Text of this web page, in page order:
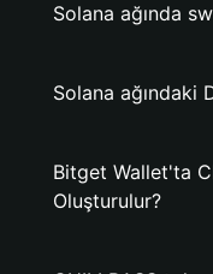
Solana ağında
Solana ağındaki
Bitget Wallet'ta
Oluşturulur?